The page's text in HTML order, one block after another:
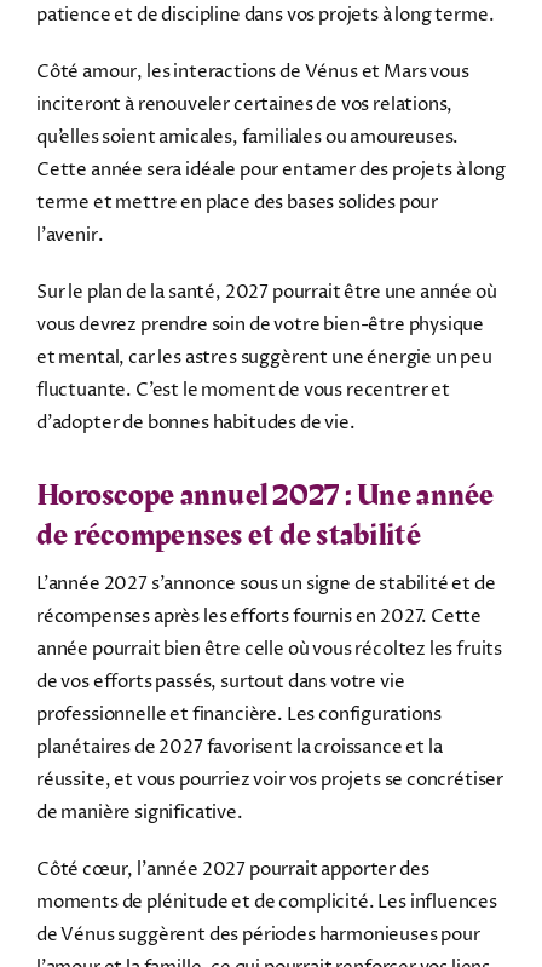
patience et de discipline dans vos projets à long terme.
Côté amour, les interactions de Vénus et Mars vous
inciteront à renouveler certaines de vos relations,
qu’elles soient amicales, familiales ou amoureuses.
Cette année sera idéale pour entamer des projets à long
terme et mettre en place des bases solides pour
l’avenir.
Sur le plan de la santé, 2027 pourrait être une année où
vous devrez prendre soin de votre bien-être physique
et mental, car les astres suggèrent une énergie un peu
fluctuante. C’est le moment de vous recentrer et
d’adopter de bonnes habitudes de vie.
Horoscope annuel 2027 : Une année
de récompenses et de stabilité
L’année 2027 s’annonce sous un signe de stabilité et de
récompenses après les efforts fournis en 2027. Cette
année pourrait bien être celle où vous récoltez les fruits
de vos efforts passés, surtout dans votre vie
professionnelle et financière. Les configurations
planétaires de 2027 favorisent la croissance et la
réussite, et vous pourriez voir vos projets se concrétiser
de manière significative.
Côté cœur, l’année 2027 pourrait apporter des
moments de plénitude et de complicité. Les influences
de Vénus suggèrent des périodes harmonieuses pour